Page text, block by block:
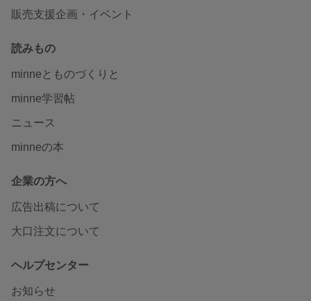
販売支援企画・イベント
読みもの
minneとものづくりと
minne学習帖
ニュース
minneの本
企業の方へ
広告出稿について
大口注文について
ヘルプセンター
お知らせ